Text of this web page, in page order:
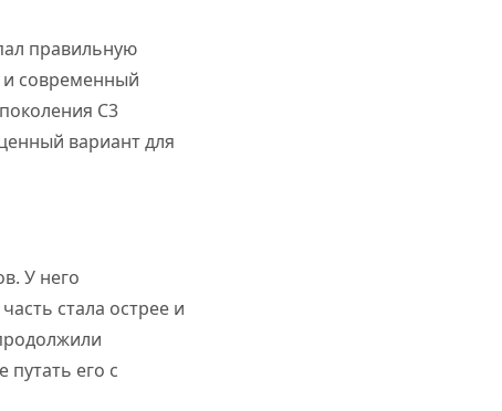
правильную
современный
C3
вариант для
У него
стала острее и
его с